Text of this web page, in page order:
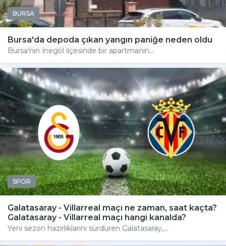
BURSA
Bursa'da depoda çıkan yangın paniğe neden oldu
Bursa'nın İnegöl ilçesinde bir apartmanın...
SPOR
Galatasaray - Villarreal maçı ne zaman, saat kaçta?
Galatasaray - Villarreal maçı hangi kanalda?
Yeni sezon hazırlıklarını sürdüren Galatasaray,...